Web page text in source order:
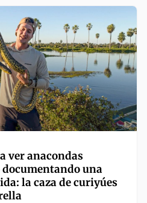
ver anacondas
una
la caza de curiyúes